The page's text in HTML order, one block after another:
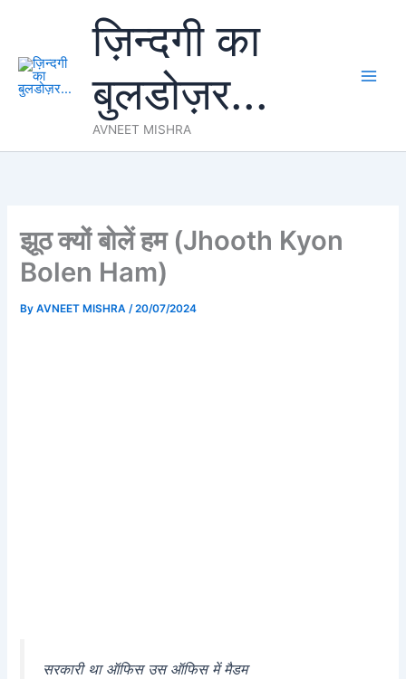
content
ज़िन्दगी का
बुलडोज़र...
AVNEET MISHRA
झूठ क्यों बोलें हम (Jhooth Kyon
Bolen Ham)
ByAVNEET MISHRA/20/07/2024
सरकारी था ऑफिस उस ऑफिस में मैडम